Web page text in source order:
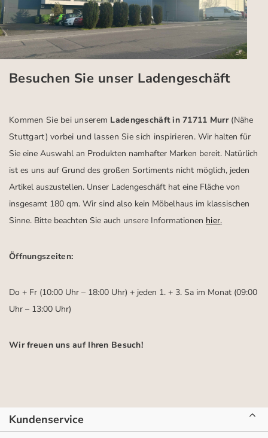
Besuchen Sie unser Ladengeschäft
Kommen Sie bei unserem Ladengeschäft in 71711 Murr (Nähe
Stuttgart) vorbei und lassen Sie sich inspirieren.Wir halten für
Sie eine Auswahl an Produkten namhafter Marken bereit. Natürlich
ist es uns auf Grund des großen Sortiments nicht möglich, jeden
Artikel auszustellen. Unser Ladengeschäft hat eine Fläche von
insgesamt 180 qm. Wir sind also kein Möbelhaus im klassischen
Sinne. Bitte beachten Sie auch unsere Informationen hier.
Öffnungszeiten:
Do + Fr (10:00 Uhr – 18:00 Uhr) + jeden 1. + 3. Sa im Monat (09:00
Uhr – 13:00 Uhr)
Wir freuen uns auf Ihren Besuch!
Kundenservice